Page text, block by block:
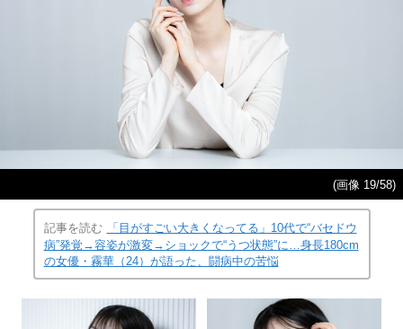
(画像 19/58)
記事を読む
「目がすごい大きくなってる」10代で“バセドウ
病”発覚→容姿が激変→ショックで“うつ状態”に…身長180cm
の女優・霧華（24）が語った、闘病中の苦悩